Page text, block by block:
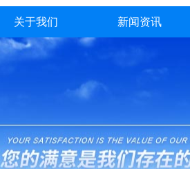
关于我们 新闻资讯